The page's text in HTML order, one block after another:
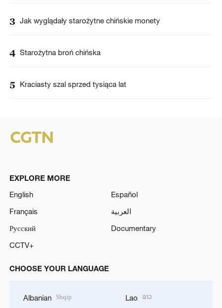
3 Jak wyglądały starożytne chińskie monety
4 Starożytna broń chińska
5 Kraciasty szal sprzed tysiąca lat
EXPLORE MORE
English
Español
Français
العربية
Русский
Documentary
CCTV+
CHOOSE YOUR LANGUAGE
Albanian Shqip Lao ລາວ